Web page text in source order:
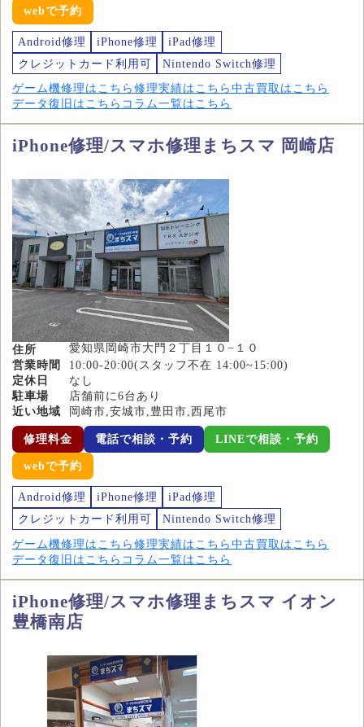
webで予約
Android修理 iPhone修理
iPad修理
クレジットカード利用可
Nintendo Switch修理
ゲーム機修理はこちら 修理実績はこちら 中古買取はこちら
データ復旧はこちら コラム一覧はこちら
iPhone修理/スマホ修理まちスマ 岡崎店
住所
愛知県岡崎市大門２丁目１０−１０
営業時間
10:00-20:00(スタッフ不在 14:00~15:00)
定休日
なし
駐車場
店舗前に6台あり
近い地域
岡崎市,安城市,豊田市,西尾市
修理料金 電話で相談・予約 LINEで相談・予約
webで予約
Android修理 iPhone修理
iPad修理
クレジットカード利用可
Nintendo Switch修理
ゲーム機修理はこちら 修理実績はこちら 中古買取はこちら
データ復旧はこちら コラム一覧はこちら
iPhone修理/スマホ修理まちスマ イオン
豊橋南店